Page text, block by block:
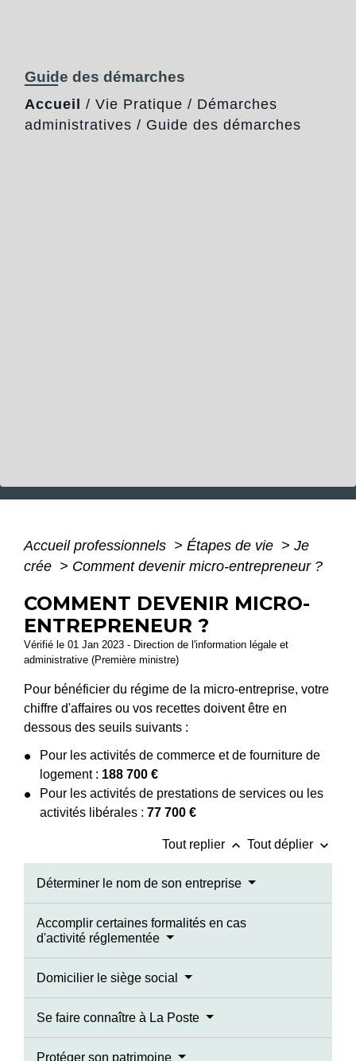
Guide des démarches
Accueil / Vie Pratique / Démarches
administratives / Guide des démarches
Accueil professionnels > Étapes de vie > Je
crée > Comment devenir micro-entrepreneur ?
COMMENT DEVENIR MICRO-
ENTREPRENEUR ?
Vérifié le 01 Jan 2023 - Direction de l'information légale et
administrative (Première ministre)
Pour bénéficier du régime de la micro-entreprise, votre
chiffre d'affaires ou vos recettes doivent être en
dessous des seuils suivants :
Pour les activités de commerce et de fourniture de
logement : 188 700 €
Pour les activités de prestations de services ou les
activités libérales : 77 700 €
Tout replier keyboard_arrow_up Tout déplier keyboard_arrow_down
Déterminer le nom de son entreprise
Accomplir certaines formalités en cas
d'activité réglementée
Domicilier le siège social
Se faire connaître à La Poste
Protéger son patrimoine